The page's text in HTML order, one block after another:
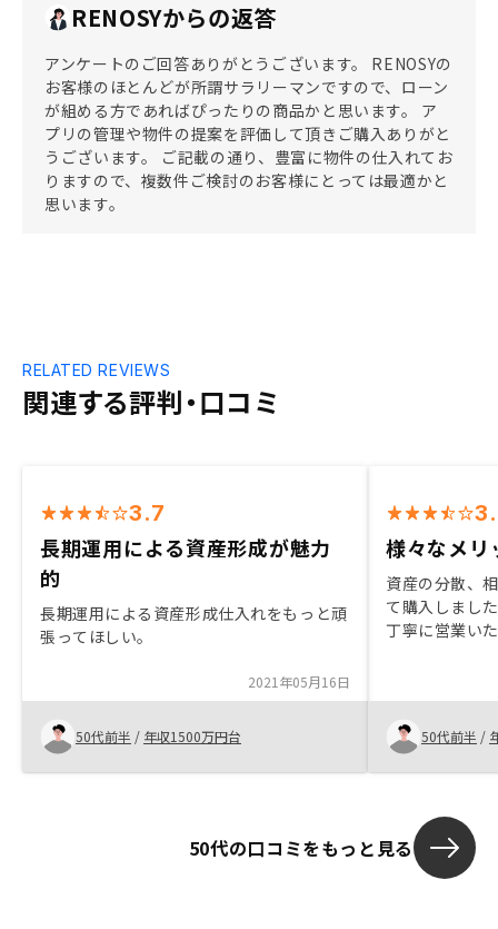
RENOSYからの返答
アンケートのご回答ありがとうございます。 RENOSYの
お客様のほとんどが所謂サラリーマンですので、ローン
が組める方であればぴったりの商品かと思います。 ア
プリの管理や物件の提案を評価して頂きご購入ありがと
うございます。 ご記載の通り、豊富に物件の仕入れてお
りますので、複数件ご検討のお客様にとっては最適かと
思います。
関連する評判・口コミ
RELATED REVIEWS
3.7
長期運用による資産形成が魅力
的
長期運用による資産形成仕入れをもっと頑
張ってほしい。
2021年05月16日
50代前半 / 年収1500万円台
様々なメリ
資産の分散、
て購入しまし
丁寧に営業い
の準備やロー
ると思うと少
50代前半 /
50代の口コミをもっと見る